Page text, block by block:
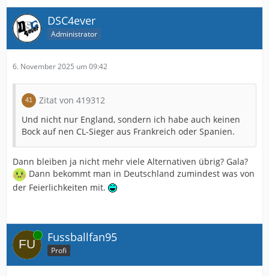
DSC4ever
Administrator
6. November 2025 um 09:42
Zitat von 419312
Und nicht nur England, sondern ich habe auch keinen
Bock auf nen CL-Sieger aus Frankreich oder Spanien.
Dann bleiben ja nicht mehr viele Alternativen übrig? Gala?
Dann bekommt man in Deutschland zumindest was von
der Feierlichkeiten mit.
Online Fussballfan95
Profi